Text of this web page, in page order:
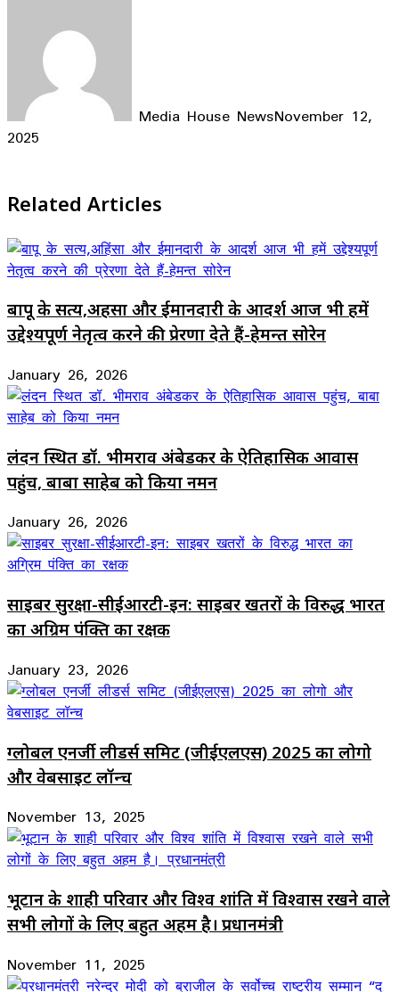
Media House NewsNovember 12,
2025
Related Articles
बापू के सत्य,अहिंसा और ईमानदारी के आदर्श आज भी हमें
उद्देश्यपूर्ण नेतृत्व करने की प्रेरणा देते हैं-हेमन्त सोरेन
January 26, 2026
लंदन स्थित डॉ. भीमराव अंबेडकर के ऐतिहासिक आवास
पहुंच, बाबा साहेब को किया नमन
January 26, 2026
साइबर सुरक्षा-सीईआरटी-इन: साइबर खतरों के विरुद्ध भारत
का अग्रिम पंक्ति का रक्षक
January 23, 2026
ग्लोबल एनर्जी लीडर्स समिट (जीईएलएस) 2025 का लोगो
और वेबसाइट लॉन्च
November 13, 2025
भूटान के शाही परिवार और विश्व शांति में विश्वास रखने वाले
सभी लोगों के लिए बहुत अहम है। प्रधानमंत्री
November 11, 2025